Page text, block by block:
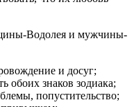
Водолея и мужчины-
и досуг;
обоих знаков зодиака;
попустительство;